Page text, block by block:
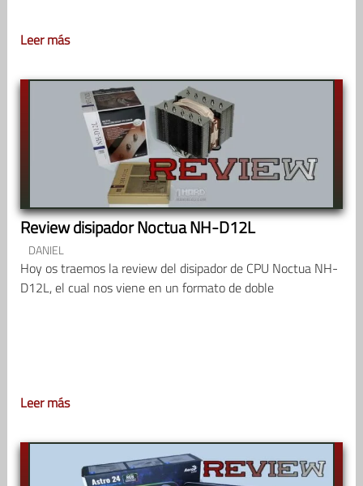
Leer más
Review disipador Noctua NH-D12L
DANIEL
Hoy os traemos la review del disipador de CPU Noctua NH-
D12L, el cual nos viene en un formato de doble
Leer más